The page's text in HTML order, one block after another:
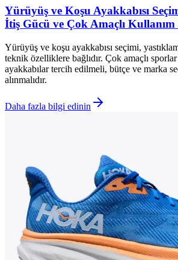
Yürüyüş ve Koşu Ayakkabısı
İtiş Gücü ve Çok Amaçlı
Yürüyüş ve koşu ayakkabısı seçimi,
teknik özelliklere bağlıdır. Çok amaçlı
ayakkabılar tercih edilmeli, bütçe ve marka
alınmalıdır.
Daha fazla bilgi edinin